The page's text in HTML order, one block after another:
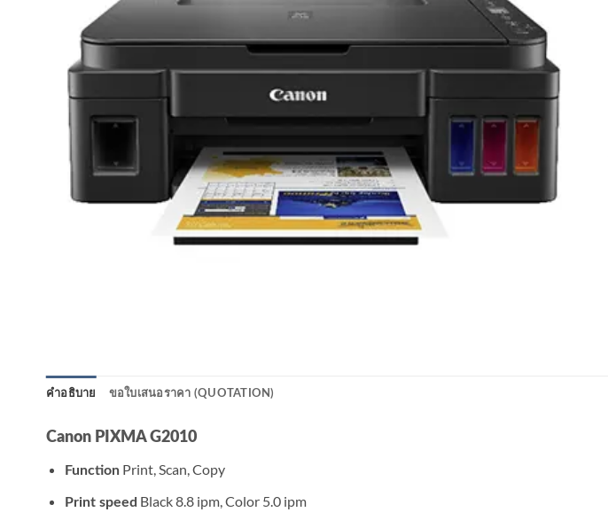
คำอธิบาย ขอใบเสนอราคา (QUOTATION)
Canon PIXMA G2010
Function Print, Scan, Copy
Print speed Black 8.8 ipm, Color 5.0 ipm